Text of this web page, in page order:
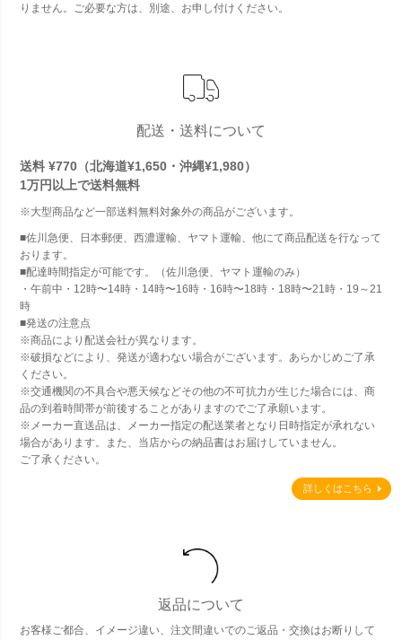
りません。ご必要な方は、別途、お申し付けください。
配送・送料について
送料 ¥770（北海道¥1,650・沖縄¥1,980）
1万円以上で送料無料
※大型商品など一部送料無料対象外の商品がございます。
■佐川急便、日本郵便、西濃運輸、ヤマト運輸、他にて商品配送を行なって
おります。
■配達時間指定が可能です。（佐川急便、ヤマト運輸のみ）
・午前中・12時〜14時・14時〜16時・16時〜18時・18時〜21時・19～21
時
■発送の注意点
※商品により配送会社が異なります。
※破損などにより、発送が適わない場合がございます。あらかじめご了承
ください。
※交通機関の不具合や悪天候などその他の不可抗力が生じた場合には、商
品の到着時間帯が前後することがありますのでご了承願います。
※メーカー直送品は、メーカー指定の配送業者となり日時指定が承れない
場合があります。また、当店からの納品書はお届けしていません。
ご了承ください。
詳しくはこちら
返品について
お客様ご都合、イメージ違い、注文間違いでのご返品・交換はお断りして